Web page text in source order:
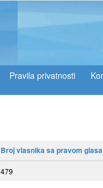
Broj vlasnika sa pravom glasa
479